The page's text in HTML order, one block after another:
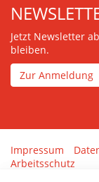
Jetzt Newsletter
bleiben.
Zur Anmeldung
Impressum
Arbeitsschutz